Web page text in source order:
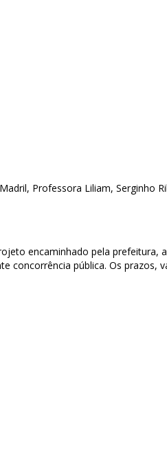
Professora Liliam, Serginho
encaminhado pela prefeitura,
concorrência pública. Os prazos,